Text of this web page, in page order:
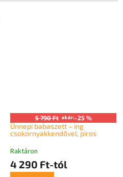
5 790 Ft akár:–25 %
Ünnepi babaszett – ing
csokornyakkendővel, piros
Raktáron
4 290 Ft-tól